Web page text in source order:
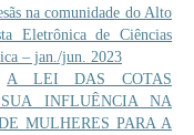
na comunidade do Alto
Eletrônica de Ciências
– jan./jun. 2023
A LEI DAS COTAS
INFLUÊNCIA NA
MULHERES PARA A